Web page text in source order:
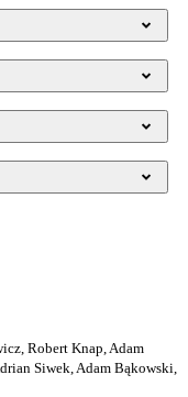
Robert Knap, Adam
Siwek, Adam Bąkowski,